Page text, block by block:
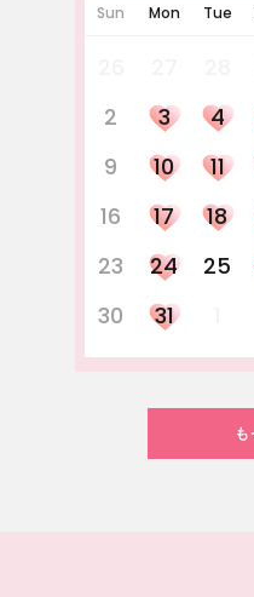
Sun Mon Tue
2
3 4
9
10 11
16
17 18
23
24 25
30
31
も